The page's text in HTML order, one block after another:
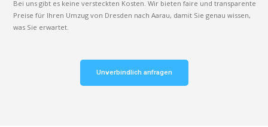
Bei uns gibt es keine versteckten Kosten. Wir bieten faire und transparente
Preise für Ihren Umzug von Dresden nach Aarau, damit Sie genau wissen,
was Sie erwartet.
Unverbindlich anfragen